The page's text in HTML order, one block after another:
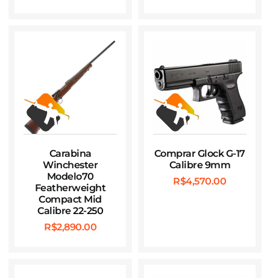
Carabina
Winchester
Modelo70
Featherweight
Compact Mid
Calibre 22-250
R$2,890.00
Comprar Glock G-17
Calibre 9mm
R$4,570.00